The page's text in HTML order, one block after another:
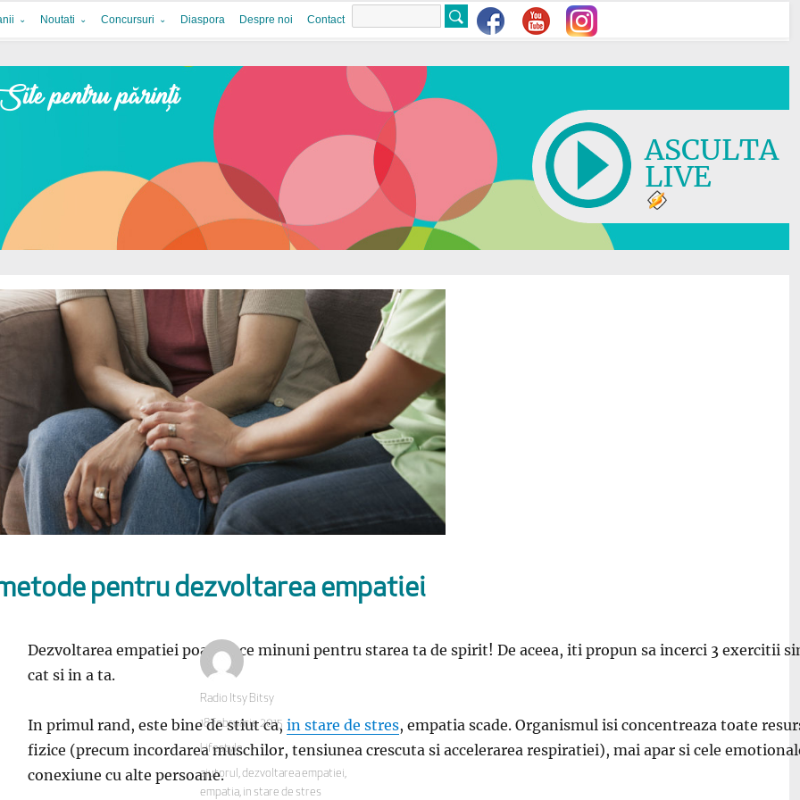
Noutati Concursuri Diaspora Despre noi Contact
ASCULTA
LIVE
pentru dezvoltarea empatiei
Dezvoltarea empatiei poate face minuni pentru starea ta de spirit! De aceea, iti propun sa incerci 3 exercitii
cat si in a ta.
In primul rand, este bine de stiut ca, in stare de stres, empatia scade. Organismul isi concentreaza toate
fizice (precum incordarea muschilor, tensiunea crescuta si accelerarea respiratiei), mai apar si cele
conexiune cu alte persoane.
Autor
Radio Itsy Bitsy
Publicat
pe
18 februarie 2015
Categorii
Lifestyle
Etichete
ajutorul ,dezvoltarea empatiei,
empatia, in stare de stres